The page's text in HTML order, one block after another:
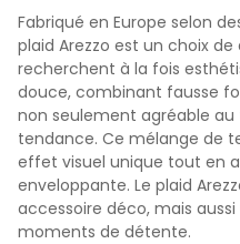
Fabriqué en Europe selon
plaid Arezzo est un choix
recherchent à la fois
douce, combinant fausse
non seulement agréable au
tendance. Ce mélange de
effet visuel unique tout en
enveloppante. Le plaid
accessoire déco, mais
moments de détente.